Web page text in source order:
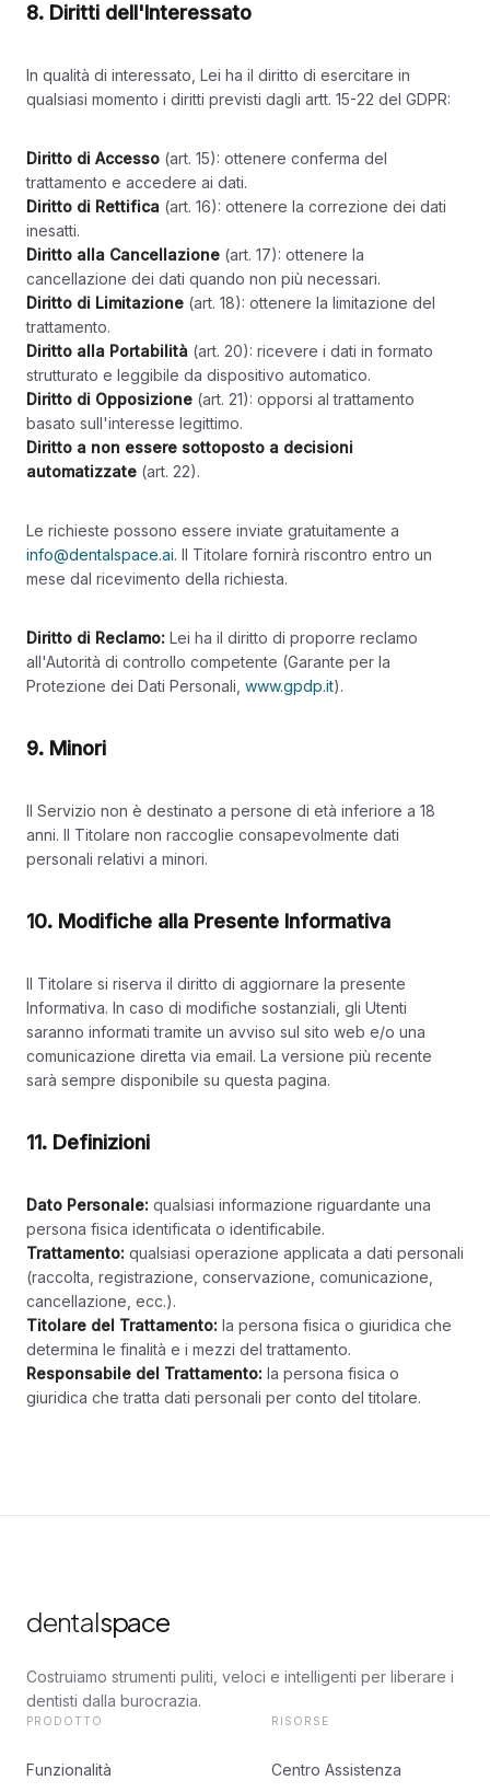
8. Diritti dell'Interessato
In qualità di interessato, Lei ha il diritto di esercitare in
qualsiasi momento i diritti previsti dagli artt. 15-22 del GDPR:
Diritto di Accesso (art. 15): ottenere conferma del
trattamento e accedere ai dati.
Diritto di Rettifica (art. 16): ottenere la correzione dei dati
inesatti.
Diritto alla Cancellazione (art. 17): ottenere la
cancellazione dei dati quando non più necessari.
Diritto di Limitazione (art. 18): ottenere la limitazione del
trattamento.
Diritto alla Portabilità (art. 20): ricevere i dati in formato
strutturato e leggibile da dispositivo automatico.
Diritto di Opposizione (art. 21): opporsi al trattamento
basato sull'interesse legittimo.
Diritto a non essere sottoposto a decisioni
automatizzate (art. 22).
Le richieste possono essere inviate gratuitamente a
info@dentalspace.ai. Il Titolare fornirà riscontro entro un
mese dal ricevimento della richiesta.
Diritto di Reclamo: Lei ha il diritto di proporre reclamo
all'Autorità di controllo competente (Garante per la
Protezione dei Dati Personali, www.gpdp.it).
9. Minori
Il Servizio non è destinato a persone di età inferiore a 18
anni. Il Titolare non raccoglie consapevolmente dati
personali relativi a minori.
10. Modifiche alla Presente Informativa
Il Titolare si riserva il diritto di aggiornare la presente
Informativa. In caso di modifiche sostanziali, gli Utenti
saranno informati tramite un avviso sul sito web e/o una
comunicazione diretta via email. La versione più recente
sarà sempre disponibile su questa pagina.
11. Definizioni
Dato Personale: qualsiasi informazione riguardante una
persona fisica identificata o identificabile.
Trattamento: qualsiasi operazione applicata a dati personali
(raccolta, registrazione, conservazione, comunicazione,
cancellazione, ecc.).
Titolare del Trattamento: la persona fisica o giuridica che
determina le finalità e i mezzi del trattamento.
Responsabile del Trattamento: la persona fisica o
giuridica che tratta dati personali per conto del titolare.
dentalspace
Costruiamo strumenti puliti, veloci e intelligenti per liberare i
dentisti dalla burocrazia.
PRODOTTO
Funzionalità
RISORSE
Centro Assistenza